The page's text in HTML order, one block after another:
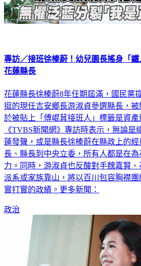
專訪／接班徐榛蔚！幼兒園長搖身「
花蓮縣長
花蓮縣長徐榛蔚8年任期屆滿，國民黨
挺的現任吉安鄉長游淑貞參選縣長，
於被貼上「傅崐萁接班人」標籤是資
《TVBS新聞網》專訪時表示，無論是
蓮發聲，或是縣長徐榛蔚在縣政上的
長、縣長到中央立委，所有人都是在
力。同時，游淑貞也反酸對手魏嘉賢
派系或家族靠山，將以百川包容胸襟
實打實的政績。更多新聞：
政治